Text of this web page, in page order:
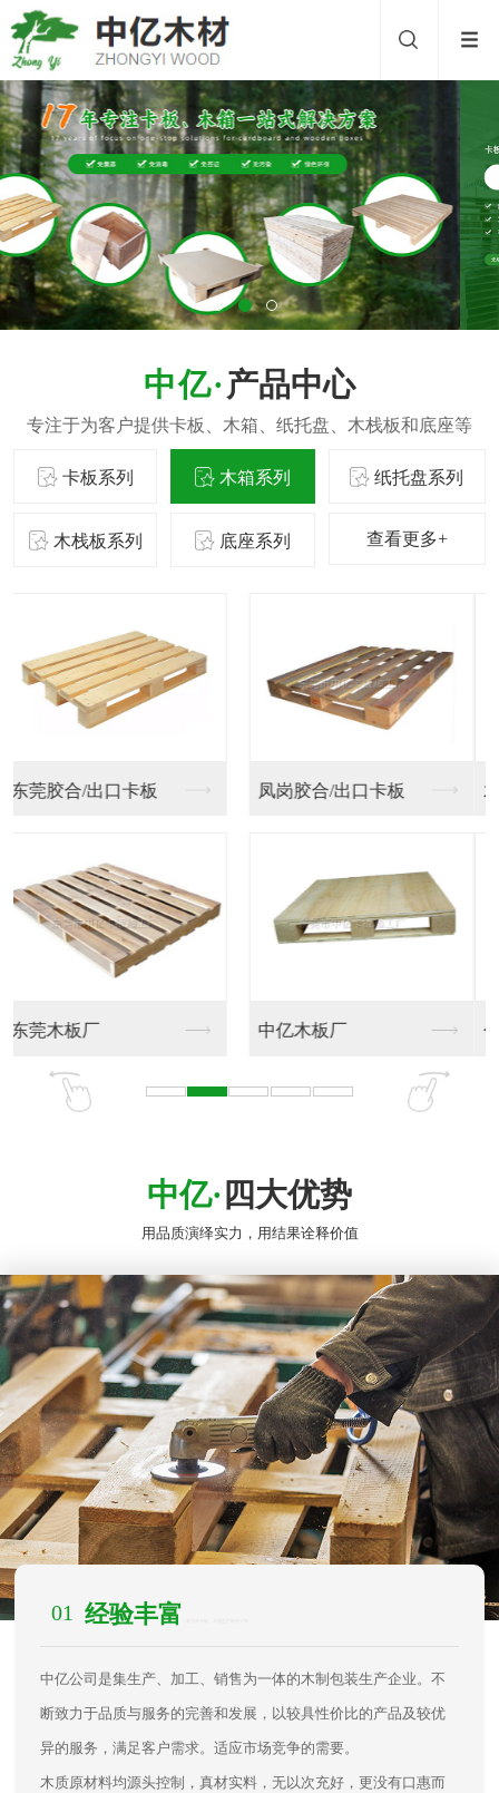
产品中心
卡板系列 木箱系列 纸托盘系列
木栈板系列 底座系列 查看更多+
木板包装木箱 木板包装箱
包装木箱 木板包装箱
中亿· 四大优势
用品质演绎实力，用结果诠释价值
01 经验丰富
中亿公司是集生产、加工、销售为一体的木制包装生产企业。不
断致力于品质与服务的完善和发展，以较具性价比的产品及较优
异的服务，满足客户需求。适应市场竞争的需要。
木质原材料均源头控制，真材实料，无以次充好，更没有口惠而